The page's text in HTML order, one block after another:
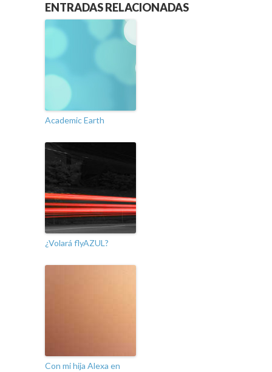
ENTRADAS RELACIONADAS
Academic Earth
¿Volará flyAZUL?
Con mi hija Alexa en